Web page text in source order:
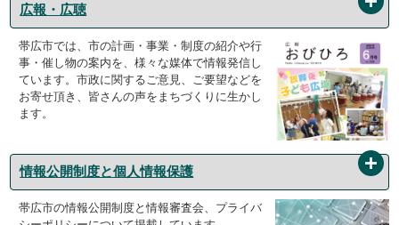
広報・広聴
帯広市では、市の計画・事業・制度の紹介や行
事・催し物の案内を、様々な媒体で情報発信し
ています。市政に関するご意見、ご要望などを
お寄せ頂き、皆さんの声をまちづくりに生かし
ます。
情報公開制度と個人情報保護
帯広市の情報公開制度と情報審査会、プライバ